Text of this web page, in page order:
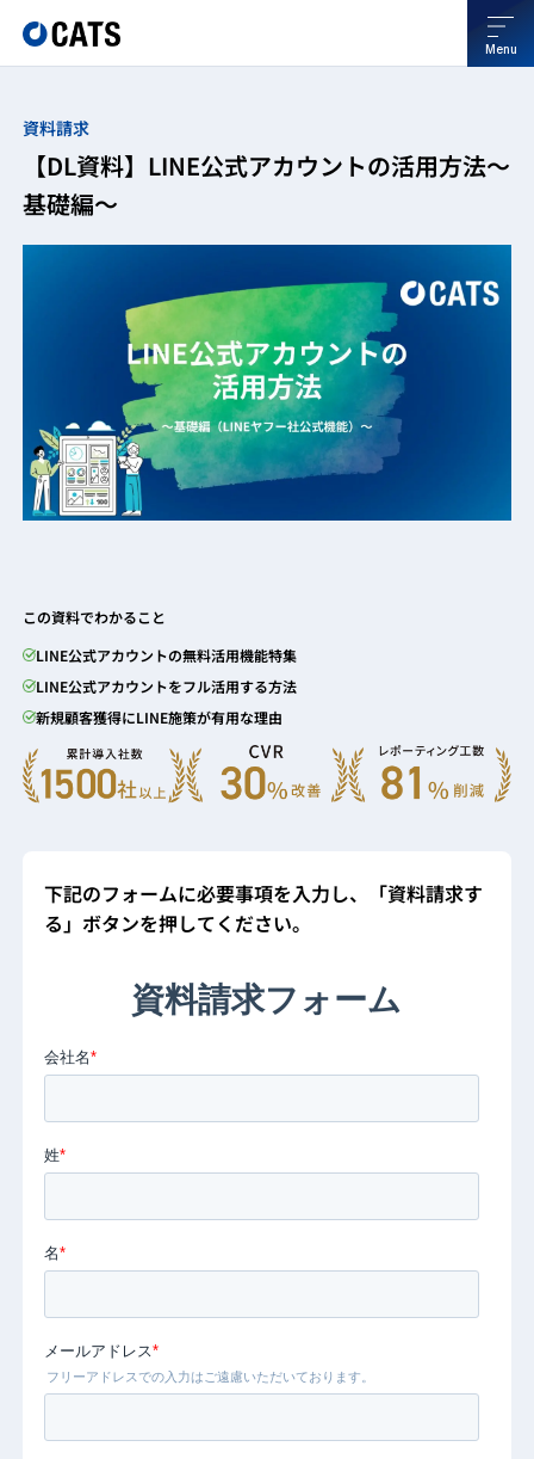
Menu
資料請求
【DL資料】LINE公式アカウントの活用方法〜
基礎編〜
この資料でわかること
LINE公式アカウントの無料活用機能特集
LINE公式アカウントをフル活用する方法
新規顧客獲得にLINE施策が有用な理由
下記のフォームに必要事項を入力し、「資料請求す
る」ボタンを押してください。